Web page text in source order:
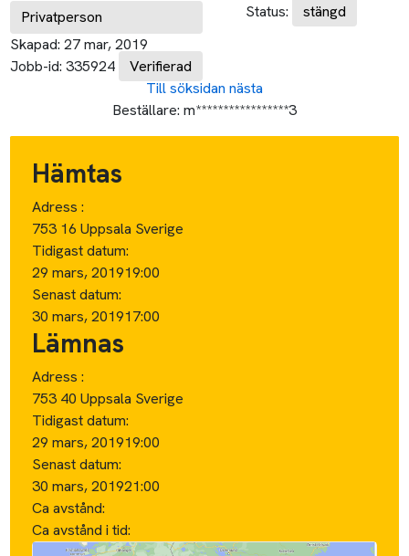
Privatperson
Skapad: 27 mar, 2019
Jobb-id: 335924 Verifierad
Status:
stängd
Till söksidan nästa
Beställare: m*****************3
Hämtas
Adress :
753 16 Uppsala Sverige
Tidigast datum:
29 mars, 201919:00
Senast datum:
30 mars, 201917:00
Lämnas
Adress :
753 40 Uppsala Sverige
Tidigast datum:
29 mars, 201919:00
Senast datum:
30 mars, 201921:00
Ca avstånd:
Ca avstånd i tid: